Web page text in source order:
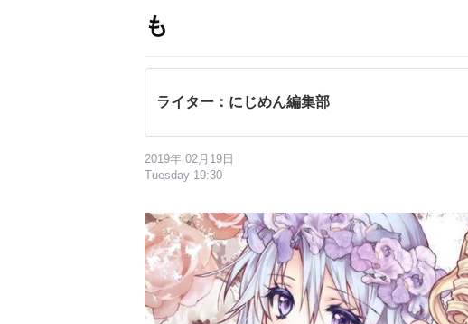
も
ライター：にじめん編集部
2019年 02月19日
Tuesday 19:30